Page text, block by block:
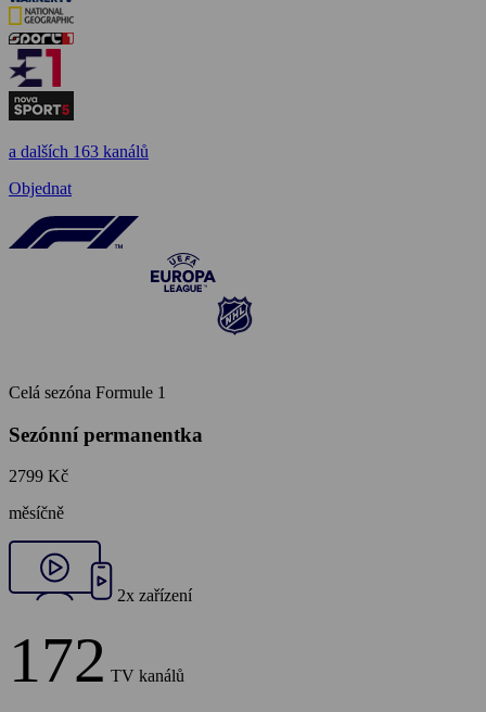
a dalších 163 kanálů
Objednat
Celá sezóna Formule 1
Sezónní permanentka
2799 Kč
měsíčně
2x zařízení
172 TV kanálů